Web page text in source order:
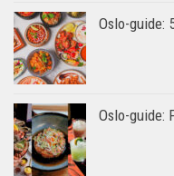
Oslo-guide:
Oslo-guide: